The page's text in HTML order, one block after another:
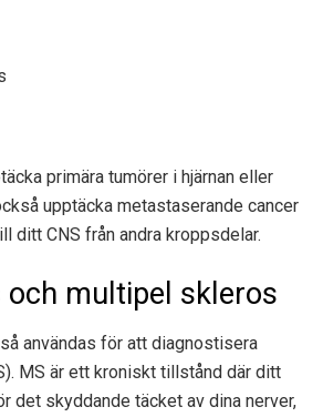
primära tumörer i hjärnan eller
upptäcka metastaserande cancer
ditt CNS från andra kroppsdelar.
och multipel skleros
användas för att diagnostisera
MS är ett kroniskt tillstånd där ditt
det skyddande täcket av dina nerver,